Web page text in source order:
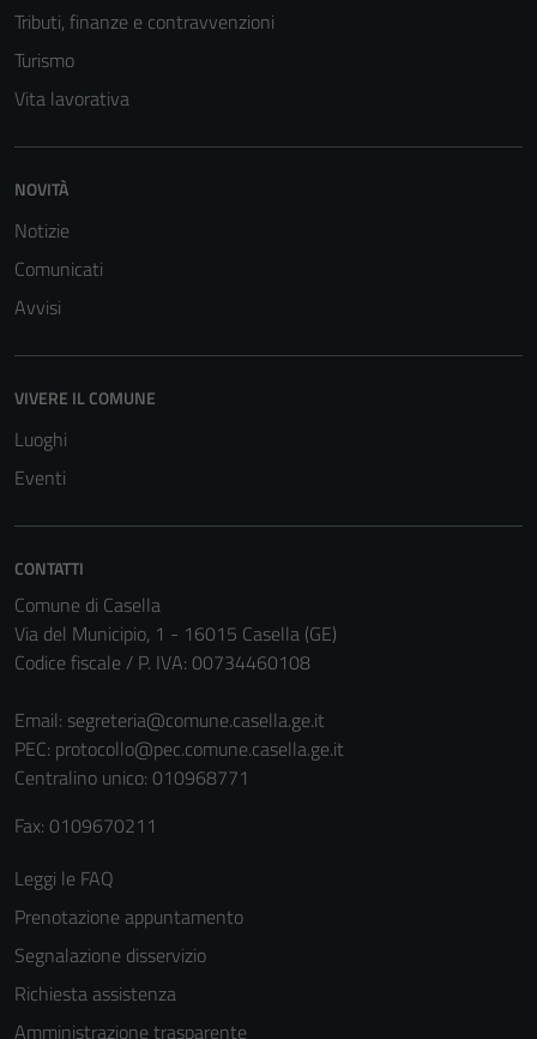
Tributi, finanze e contravvenzioni
Turismo
Vita lavorativa
NOVITÀ
Notizie
Comunicati
Avvisi
VIVERE IL COMUNE
Luoghi
Eventi
CONTATTI
Comune di Casella
Via del Municipio, 1 - 16015 Casella (GE)
Codice fiscale / P. IVA: 00734460108
Email: segreteria@comune.casella.ge.it
PEC: protocollo@pec.comune.casella.ge.it
Centralino unico: 010968771
Fax: 0109670211
Leggi le FAQ
Prenotazione appuntamento
Segnalazione disservizio
Richiesta assistenza
Amministrazione trasparente
Questi cookie
del sito e non
possono
disabilitati.
Questi cookie